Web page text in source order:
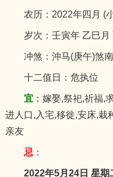
农历：2022年四月 (小
岁次：壬寅年 乙巳月
冲煞：沖马(庚午)煞南
十二值日：危执位
宜：嫁娶,祭祀,祈福,
进人口,入宅,移徙,安床,栽
亲友
忌 ：
2022年5月24日 星期